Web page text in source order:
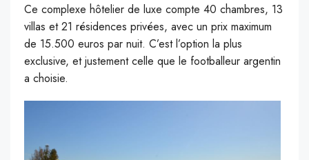
Ce complexe hôtelier de luxe compte 40 chambres, 13
villas et 21 résidences privées, avec un prix maximum
de 15.500 euros par nuit. C’est l’option la plus
exclusive, et justement celle que le footballeur argentin
a choisie.